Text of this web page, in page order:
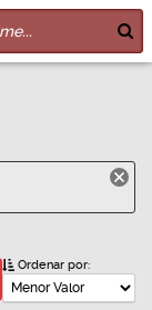
Ordenar por: